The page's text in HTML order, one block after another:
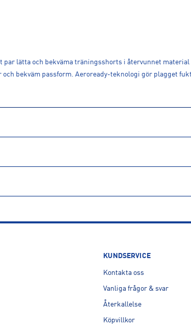
par lätta och bekväma träningsshorts i återvunnet
och bekväm passform. Aeroready-teknologi gör plagget
138, 169 70, Solna, SE
KUNDSERVICE
Kontakta oss
Vanliga frågor & svar
Återkallelse
Köpvillkor